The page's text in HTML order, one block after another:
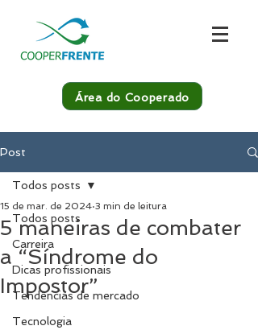
Área do Cooperado
Post
Todos posts
Carreira
Dicas profissionais
Tendências de mercado
Tecnologia
Todos posts
5 maneiras de combater
a “Síndrome do
Impostor”
15 de mar. de 2024 3 min de leitura